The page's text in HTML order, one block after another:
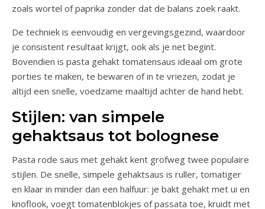
zoals wortel of paprika zonder dat de balans zoek raakt.
De techniek is eenvoudig en vergevingsgezind, waardoor
je consistent resultaat krijgt, ook als je net begint.
Bovendien is pasta gehakt tomatensaus ideaal om grote
porties te maken, te bewaren of in te vriezen, zodat je
altijd een snelle, voedzame maaltijd achter de hand hebt.
Stijlen: van simpele
gehaktsaus tot bolognese
Pasta rode saus met gehakt kent grofweg twee populaire
stijlen. De snelle, simpele gehaktsaus is ruller, tomatiger
en klaar in minder dan een halfuur: je bakt gehakt met ui en
knoflook, voegt tomatenblokjes of passata toe, kruidt met